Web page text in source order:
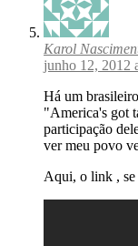
Karol
junho 12, 2012
Há um
"America's got
participação
ver meu povo
Aqui, o link , se